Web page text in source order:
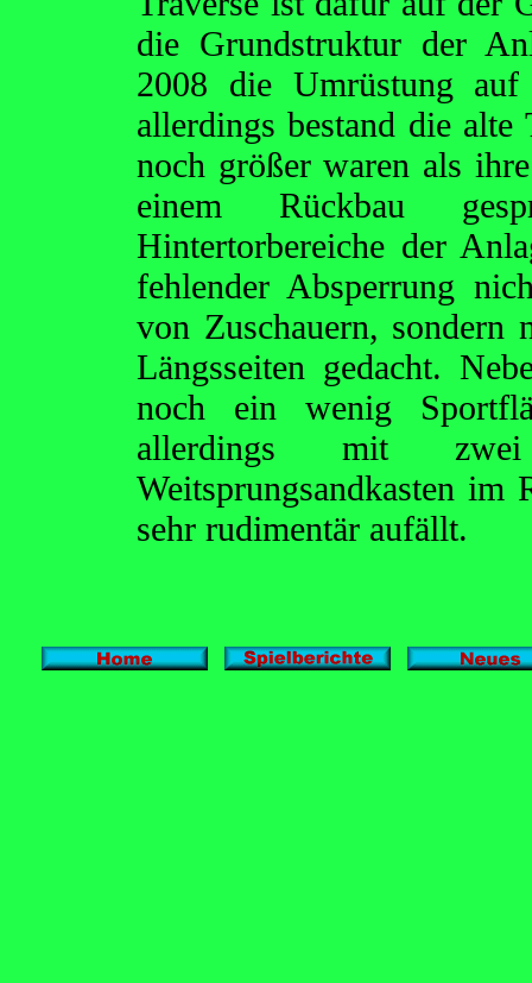
die Grundstruktur der
2008 die Umrüstung
allerdings bestand die
noch größer waren als
einem Rückbau
Hintertorbereiche der
fehlender Absperrung
von Zuschauern, sondern
Längsseiten gedacht.
noch ein wenig
allerdings mit
Weitsprungsandkasten im
sehr rudimentär aufällt.